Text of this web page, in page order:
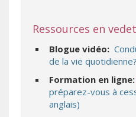
Ressources en
Blogue vidéo:
de la vie
Formation en ligne:
préparez-vous à
anglais)